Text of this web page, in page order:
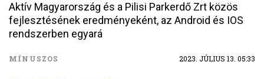
Aktív Magyarország és a Pilisi Parkerdő Zrt közös
fejlesztésének eredményeként, az Android és IOS
rendszerben egyará
MÍNUSZOS 2023. JÚLIUS 13. 05:33